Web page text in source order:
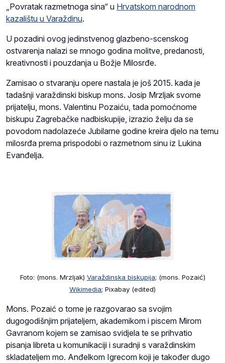
„Povratak razmetnoga sina“ u Hrvatskom narodnom
kazalištu u Varaždinu.
U pozadini ovog jedinstvenog glazbeno-scenskog
ostvarenja nalazi se mnogo godina molitve, predanosti,
kreativnosti i pouzdanja u Božje Milosrđe.
Zamisao o stvaranju opere nastala je još 2015. kada je
tadašnji varaždinski biskup mons. Josip Mrzljak svome
prijatelju, mons. Valentinu Pozaiću, tada pomoćnome
biskupu Zagrebačke nadbiskupije, izrazio želju da se
povodom nadolazeće Jubilarne godine kreira djelo na temu
milosrđa prema prispodobi o razmetnom sinu iz Lukina
Evanđelja.
Foto: (mons. Mrzljak) Varaždinska biskupija; (mons. Pozaić)
Wikimedia; Pixabay (edited)
Mons. Pozaić o tome je razgovarao sa svojim
dugogodišnjim prijateljem, akademikom i piscem Mirom
Gavranom kojem se zamisao svidjela te se prihvatio
pisanja libreta u komunikaciji i suradnji s varaždinskim
skladateljem mo. Anđelkom Igrecom koji je također dugo